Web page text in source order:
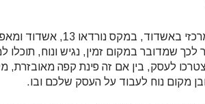
, הנמצא במיקום מרכזי
שמדובר במקום זמין, נגיש ונוח, תוכלו
לעסק, בין אם זה פינת קפה מאובזרת,
מקום נוח לעבוד על העסק שלכם ובו.